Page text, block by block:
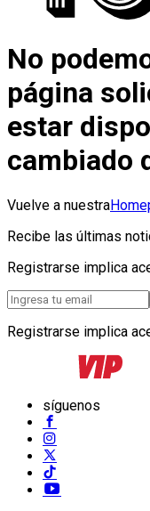
No
página
estar
cambiado
Vuelve a nuestra
Recibe las últimas
Registrarse implica
Registrarse implica
síguenos